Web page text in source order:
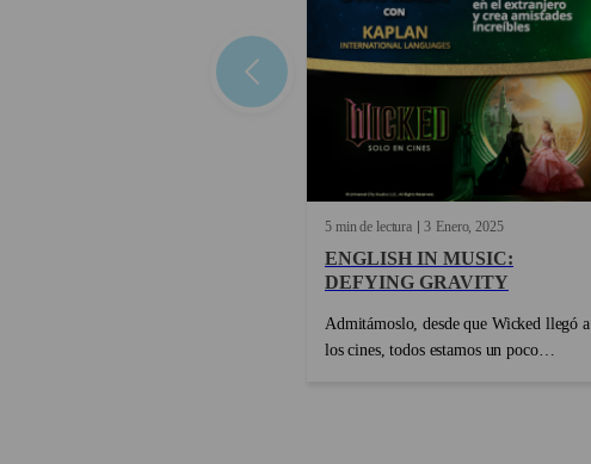
5 min de lectura 3 Enero 2025
ENGLISH IN MUSIC:
DEFYING GRAVITY
Admitámoslo, desde que Wicked llegó a
los cines, todos estamos un poco